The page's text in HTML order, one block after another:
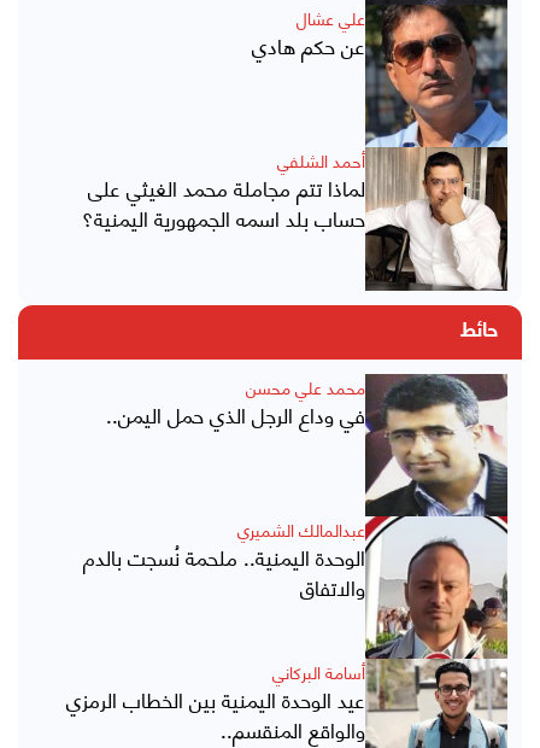
علي عشال
عن حكم هادي
أحمد الشلفي
لماذا تتم مجاملة محمد الغيثي على
حساب بلد اسمه الجمهورية اليمنية؟
حائط
محمد علي محسن
في وداع الرجل الذي حمل اليمن..
عبدالمالك الشميري
الوحدة اليمنية.. ملحمة نُسجت بالدم
والاتفاق
أسامة البركاني
عيد الوحدة اليمنية بين الخطاب الرمزي
والواقع المنقسم..